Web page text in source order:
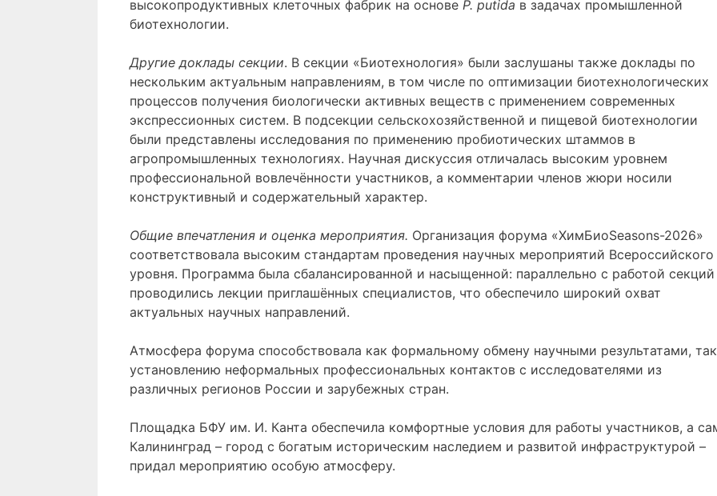
высокопродуктивных клеточных фабрик на основе P. putida в задачах промышленной
биотехнологии.
Другие доклады секции. В секции «Биотехнология» были заслушаны также доклады по
нескольким актуальным направлениям, в том числе по оптимизации биотехнологических
процессов получения биологически активных веществ с применением современных
экспрессионных систем. В подсекции сельскохозяйственной и пищевой биотехнологии
были представлены исследования по применению пробиотических штаммов в
агропромышленных технологиях. Научная дискуссия отличалась высоким уровнем
профессиональной вовлечённости участников, а комментарии членов жюри носили
конструктивный и содержательный характер.
Общие впечатления и оценка мероприятия. Организация форума «ХимБиоSeasons-2026»
соответствовала высоким стандартам проведения научных мероприятий Всероссийского
уровня. Программа была сбалансированной и насыщенной: параллельно с работой секций
проводились лекции приглашённых специалистов, что обеспечило широкий охват
актуальных научных направлений.
Атмосфера форума способствовала как формальному обмену научными результатами,
установлению неформальных профессиональных контактов с исследователями из
различных регионов России и зарубежных стран.
Площадка БФУ им. И. Канта обеспечила комфортные условия для работы участников, а
Калининград – город с богатым историческим наследием и развитой инфраструктурой –
придал мероприятию особую атмосферу.